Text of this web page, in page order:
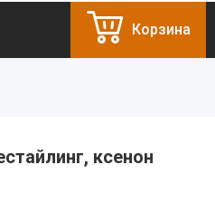
Корзина
ксенон